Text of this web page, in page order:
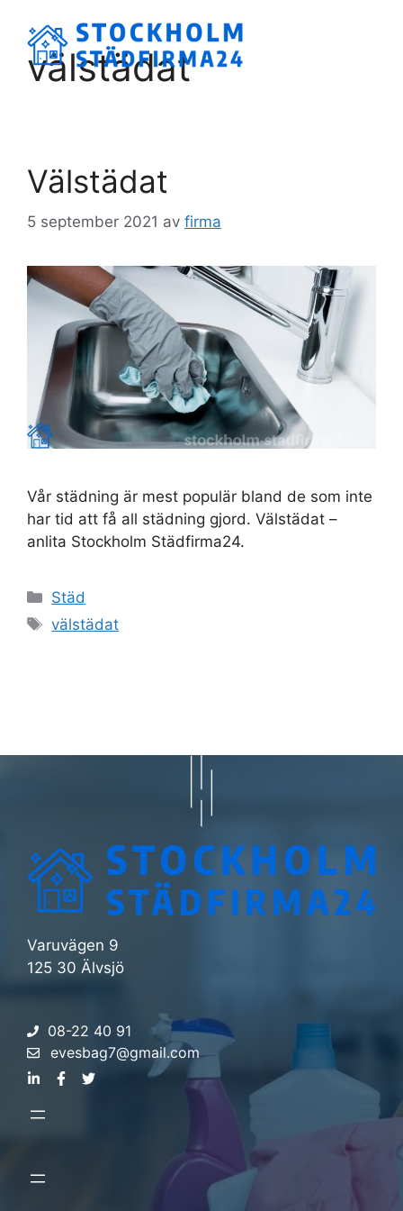
innehållvälstädat
Välstädat
5 september 2021 av firma
Vår städning är mest populär bland de som inte
har tid att få all städning gjord. Välstädat –
anlita Stockholm Städfirma24.
Kategorier
Städ
Etiketter
välstädat
Varuvägen 9
125 30 Älvsjö
08-22 40 91
evesbag7@gmail.com